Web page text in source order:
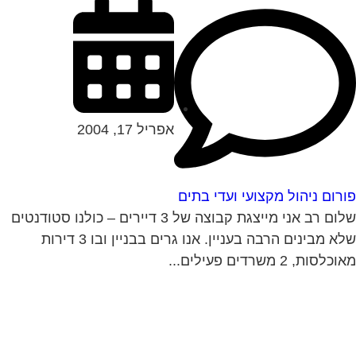
ניהול מקצועי ועדי בתים
אפריל 17, 2004
שלום רב אני מייצגת קבוצה של 3 דיירים – כולנו סטודנטים
שלא מבינים הרבה בעניין. אנו גרים בבניין ובו 3 דירות
2 משרדים פעילים...